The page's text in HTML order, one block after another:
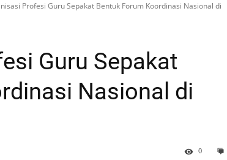
Profesi Guru Sepakat Bentuk Forum Koordinasi Nasional di
Guru Sepakat
Nasional di
0